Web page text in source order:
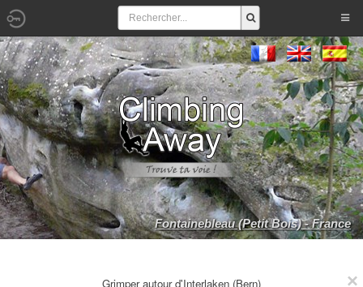
Fontainebleau (Petit Bois) - France
Grimper autour d'Interlaken (Bern)